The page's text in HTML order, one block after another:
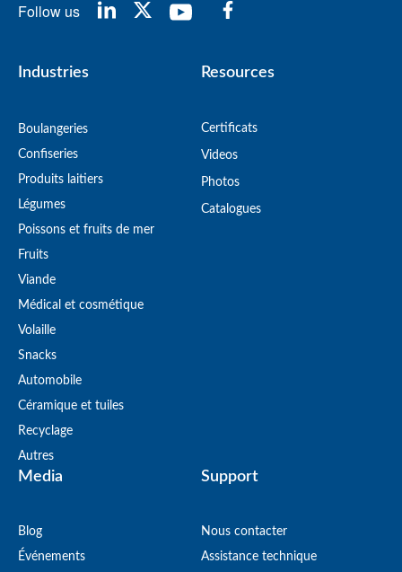
Follow us
Industries
Boulangeries
Confiseries
Produits laitiers
Légumes
Poissons et fruits de mer
Fruits
Viande
Médical et cosmétique
Volaille
Snacks
Automobile
Céramique et tuiles
Recyclage
Autres
Resources
Certificats
Videos
Photos
Catalogues
Media
Blog
Événements
Support
Nous contacter
Assistance technique